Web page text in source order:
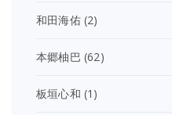
和田海佑(2)
本郷柚巴 (62)
板垣心和 (1)